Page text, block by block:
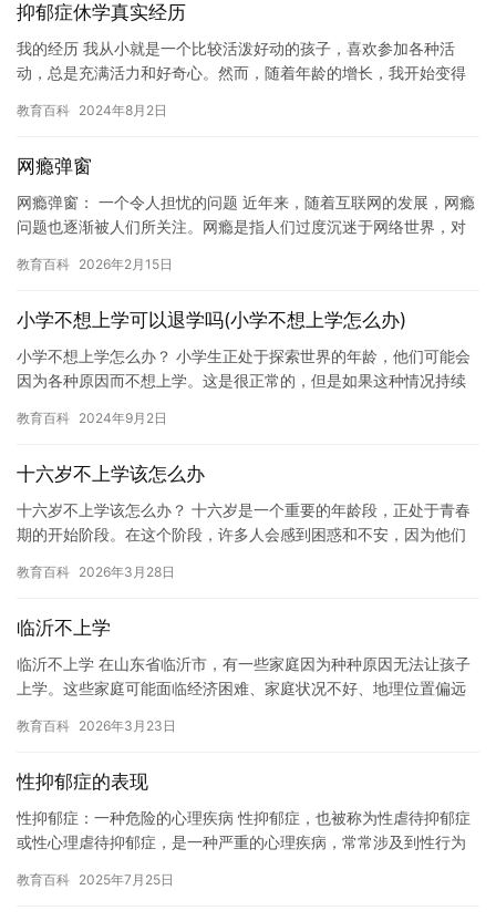
抑郁症休学真实经历
我的经历 我从小就是一个比较活泼好动的孩子，喜欢参加各种活
动，总是充满活力和好奇心。然而，随着年龄的增长，我开始变得
学校…
教育百科 2024年8月2日
网瘾弹窗
网瘾弹窗： 一个令人担忧的问题 近年来，随着互联网的发展，网瘾
问题也逐渐被人们所关注。网瘾是指人们过度沉迷于网络世界，对
网…
教育百科 2026年2月15日
小学不想上学可以退学吗(小学不想上学怎么办)
小学不想上学怎么办？ 小学生正处于探索世界的年龄，他们可能会
因为各种原因而不想上学。这是很正常的，但是如果这种情况持续
是…
教育百科 2024年9月2日
十六岁不上学该怎么办
十六岁不上学该怎么办？ 十六岁是一个重要的年龄段，正处于青春
期的开始阶段。在这个阶段，许多人会感到困惑和不安，因为他们
么以…
教育百科 2026年3月28日
临沂不上学
临沂不上学 在山东省临沂市，有一些家庭因为种种原因无法让孩子
上学。这些家庭可能面临经济困难、家庭状况不好、地理位置偏远
然而…
教育百科 2026年3月23日
性抑郁症的表现
性抑郁症：一种危险的心理疾病 性抑郁症，也被称为性虐待抑郁症
或性心理虐待抑郁症，是一种严重的心理疾病，常常涉及到性行为
满意…
教育百科 2025年7月25日